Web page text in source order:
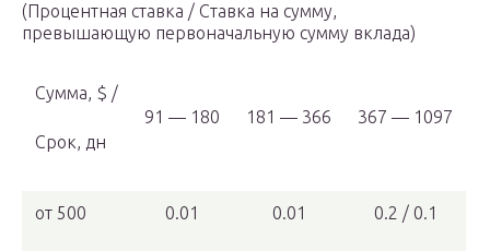
(Процентная ставка / Ставка на сумму,
превышающую первоначальную сумму вклада)
Сумма, $ /
Срок, дн
91 — 180 181 — 366 367 — 1097
от 500 0.01 0.01 0.2 / 0.1